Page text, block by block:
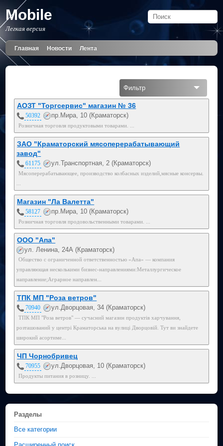
Mobile
Легкая версия
Главная Новости Лента
Фильтр
АОЗТ "Торгсервис" магазин № 36
50392 пр.Мира, 10 (Краматорск)
Розничная торговля продуктовыми товарами. ...
ЗАО "Краматорский мясоперерабатывающий
завод"
61175 ул.Транспортная, 2 (Краматорск)
Мясоперерабатывающее, производство колбасных изделий,мясные консервы.
Магазин "Ла Валетта"
58127 пр.Мира, 10 (Краматорск)
Розничная торговля продовольственными товарами. ...
ООО "Апа"
ул. Ленина, 24А (Краматорск)
Общество с ограниченной ответственностью «Апа» — компания
управляющая несколькими бизнес-направлениями:Металлургическое
направление;Аграрное направлен...
ТПК МП "Роза ветров"
70940 ул.Дворцовая, 34 (Краматорск)
ТПК МП "Роза ветров" — сучасний магазин продуктів харчування,
розташований у центрі Краматорська на вулиці Дворцовій. Тут ви знайдете
широкий асортиме...
ЧП Чорнобривец
70955 ул.Дворцовая, 10 (Краматорск)
Продукты питания в розницу. ...
Разделы
Все категории